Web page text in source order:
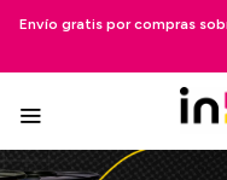
por compras sobre